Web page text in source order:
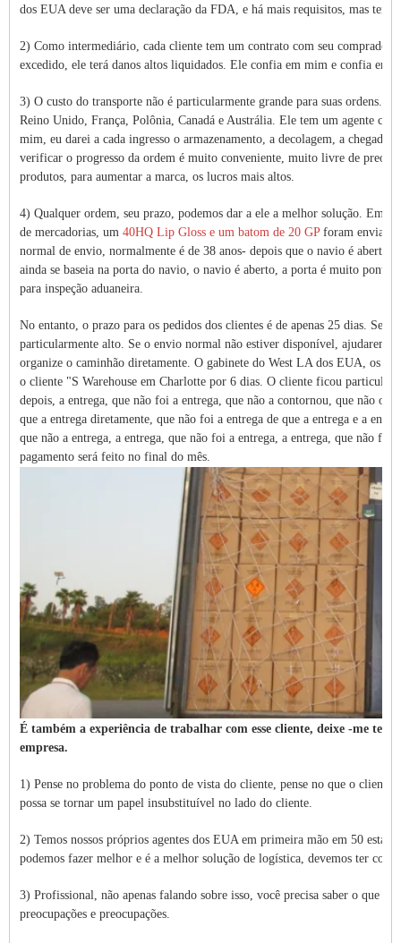
dos EUA deve ser uma declaração da FDA, e há mais requisitos, mas
2) Como intermediário, cada cliente tem um contrato com seu comprador
excedido, ele terá danos altos liquidados. Ele confia em mim e confia em
3) O custo do transporte não é particularmente grande para suas ordens.
Reino Unido, França, Polônia, Canadá e Austrália. Ele tem um agente
mim, eu darei a cada ingresso o armazenamento, a decolagem, a
verificar o progresso da ordem é muito conveniente, muito livre de
produtos, para aumentar a marca, os lucros mais altos.
4) Qualquer ordem, seu prazo, podemos dar a ele a melhor solução. Em
de mercadorias, um 40HQ Lip Gloss e um batom de 20 GPforam
normal de envio, normalmente é de 38 anos- depois que o navio é aberto.
ainda se baseia na porta do navio, o navio é aberto, a porta é muito
para inspeção aduaneira.
No entanto, o prazo para os pedidos dos clientes é de apenas 25 dias. Se
particularmente alto. Se o envio normal não estiver disponível,
organize o caminhão diretamente. O gabinete do West LA dos EUA, os
o cliente "S Warehouse em Charlotte por 6 dias. O cliente ficou
depois, a entrega, que não foi a entrega, que não a contornou, que não o
que a entrega diretamente, que não foi a entrega de que a entrega e a
que não a entrega, a entrega, que não foi a entrega, a entrega, que não
pagamento será feito no final do mês.
É também a experiência de trabalhar com esse cliente, deixe -me ter
empresa.
1) Pense no problema do ponto de vista do cliente, pense no que o cliente
possa se tornar um papel insubstituível no lado do cliente.
2) Temos nossos próprios agentes dos EUA em primeira mão em 50
podemos fazer melhor e é a melhor solução de logística, devemos ter
3) Profissional, não apenas falando sobre isso, você precisa saber o que o
preocupações e preocupações.